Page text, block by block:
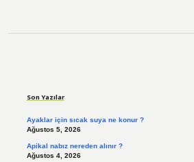
Son Yazılar
Ayaklar için sıcak suya ne konur ?
Ağustos 5, 2026
Apikal nabız nereden alınır ?
Ağustos 4, 2026